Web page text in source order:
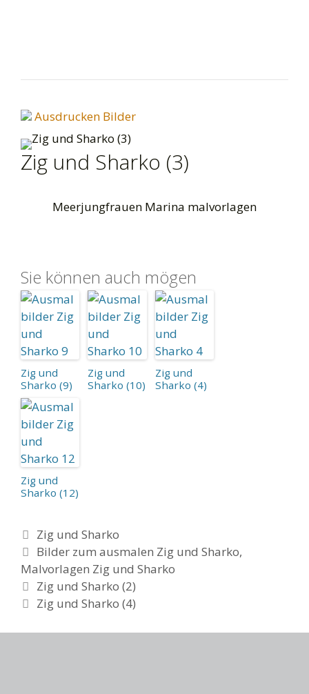
Ausdrucken Bilder
Zig und Sharko (3)
Meerjungfrauen Marina malvorlagen
Sie können auch mögen
Zig und
Sharko (9)
Zig und
Sharko (10)
Zig und
Sharko (4)
Zig und
Sharko (12)
Categories
Zig und Sharko
Tags
Bilder zum ausmalen Zig und Sharko,
Malvorlagen Zig und Sharko
Post
navigation
Zig und Sharko (2)
Zig und Sharko (4)